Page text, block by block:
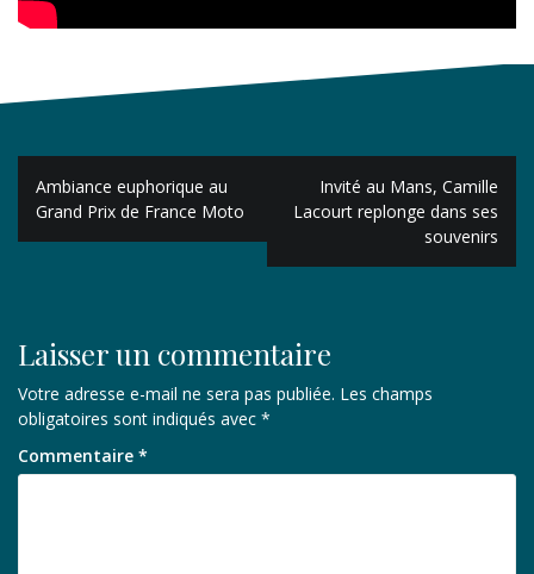
Navigation
de
l’article
Ambiance euphorique au
Grand Prix de France Moto
Invité au Mans, Camille
Lacourt replonge dans ses
souvenirs
Laisser un commentaire
Votre adresse e-mail ne sera pas publiée. Les champs
obligatoires sont indiqués avec *
Commentaire *